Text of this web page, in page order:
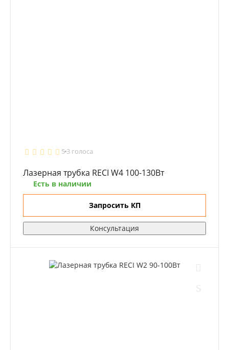
5 3 голоса
Лазерная трубка RECI W4 100-130Вт
Есть в наличии
Запросить КП
Консультация